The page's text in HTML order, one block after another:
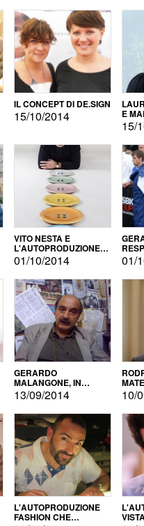
IL CONCEPT DI DE.SIGN
15/10/2014 E
15/
VITO NESTA E
L'AUTOPRODUZIONE
COME RECUPERO DEI
SIMBOLI
01/10/2014 01/
GERARDO
MALANGONE, IN
GIURIA PER IL
CONCORSO
LETTERARIO
13/09/2014 10/
L'AUTOPRODUZIONE
FASHION CHE